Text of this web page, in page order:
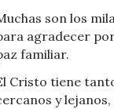
son los
agradecer
familiar.
Cristo tiene
y